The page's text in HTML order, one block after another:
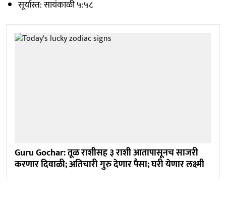
सूर्यास्त: सायंकाळी ५:५८
Guru Gochar: तूळ राशीसह ३ राशी आतापासूनच साजरी
करणार दिवाळी; अतिचारी गुरु देणार पैसा; घरी येणार लक्ष्मी